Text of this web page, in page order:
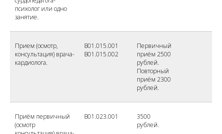
психолог или одно
занятие.
Прием (осмотр,
консультация) врача-
кардиолога.
B01.015.001
B01.015.002
Первичный
приём 2500
рублей.
Повторный
приём 2300
рублей.
Приём первичный
(осмотр
B01.023.001
3500
рублей.